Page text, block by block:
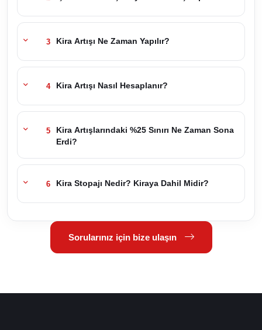
3 Kira Artışı Ne Zaman Yapılır?
4 Kira Artışı Nasıl Hesaplanır?
5
Kira Artışlarındaki %25 Sınırı Ne Zaman Sona
Erdi?
6 Kira Stopajı Nedir? Kiraya Dahil Midir?
Sorularınız için bize ulaşın